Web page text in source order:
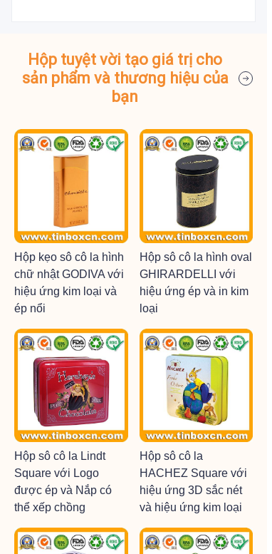
Hộp tuyệt vời tạo giá trị cho
sản phẩm và thương hiệu của
bạn
Hộp kẹo sô cô la hình
chữ nhật GODIVA với
hiệu ứng kim loại và
ép nổi
Hộp sô cô la hình oval
GHIRARDELLI với
hiệu ứng ép và in kim
loại
Hộp sô cô la Lindt
Square với Logo
được ép và Nắp có
thể xếp chồng
Hộp sô cô la
HACHEZ Square với
hiệu ứng 3D sắc nét
và hiệu ứng kim loại